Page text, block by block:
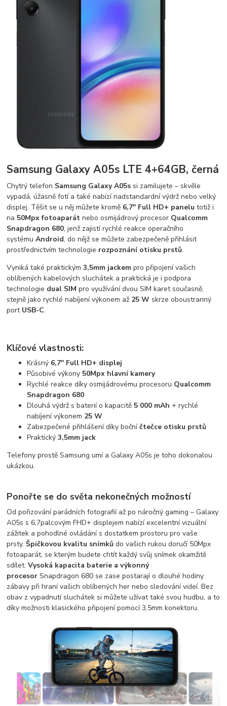
Samsung Galaxy A05s LTE 4+64GB, černá
Chytrý telefon Samsung Galaxy A05s si zamilujete – skvěle
vypadá, úžasně fotí a také nabízí nadstandardní výdrž nebo velký
displej. Těšit se u něj můžete kromě 6,7" Full HD+ panelu totiž i
na 50Mpx fotoaparát nebo osmijádrový procesor Qualcomm
Snapdragon 680, jenž zajistí rychlé reakce operačního
systémuAndroid, do nějž se můžete zabezpečeně přihlásit
prostřednictvím technologie rozpoznání otisku prstů.
Vyniká také praktickým3,5mm jackem pro připojení vašich
oblíbených kabelových sluchátek a praktická je i podpora
technologie dual SIM pro využívání dvou SIM karet současně,
stejně jako rychlé nabíjení výkonem až 25 W skrze oboustranný
port USB-C.
Klíčové vlastnosti:
Krásný 6,7" Full HD+ displej
Působivé výkony 50Mpx hlavní kamery
Rychlé reakce díky osmijádrovému procesoru Qualcomm
Snapdragon 680
Dlouhá výdrž s baterií o kapacitě 5 000 mAh + rychlé
nabíjení výkonem 25 W
Zabezpečené přihlášení díky bočníčtečce otisku prstů
Praktický 3,5mm jack
Telefony prostě Samsung umí a Galaxy A05s je toho dokonalou
ukázkou.
Ponořte se do světa nekonečných možností
Od pořizování parádních fotografií až po náročný gaming – Galaxy
A05s s 6,7palcovým FHD+ displejem nabízí excelentní vizuální
zážitek a pohodlné ovládání s dostatkem prostoru pro vaše
prsty.Špičkovou kvalitu snímků do vašich rukou doručí 50Mpx
fotoaparát, se kterým budete chtít každý svůj snímek okamžitě
sdílet.Vysoká kapacita baterie a výkonný
procesor Snapdragon 680 se zase postarají o dlouhé hodiny
zábavy při hraní vašich oblíbených her nebo sledování videí. Bez
obav z vypadnutí sluchátek si můžete užívat také svou hudbu, a to
díky možnosti klasického připojení pomocí 3,5mm konektoru.